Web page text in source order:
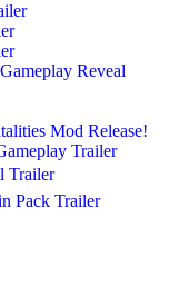
Reveal
Mod Release!
Trailer
Trailer
Pack Trailer